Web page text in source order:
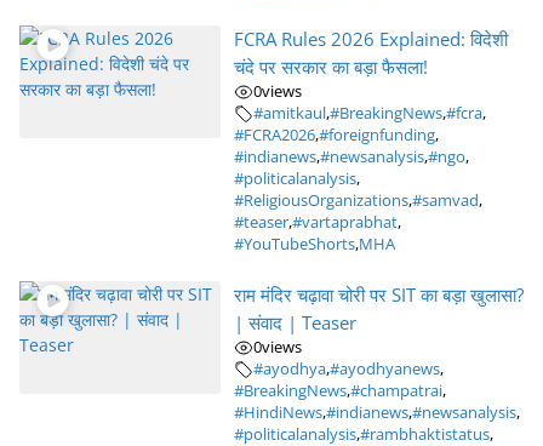
FCRA Rules 2026 Explained: विदेशी
चंदे पर सरकार का बड़ा फैसला!
0views
#amitkaul,#BreakingNews,#fcra,
#FCRA2026,#foreignfunding,
#indianews,#newsanalysis,#ngo,
#politicalanalysis,
#ReligiousOrganizations,#samvad,
#teaser,#vartaprabhat,
#YouTubeShorts,MHA
राम मंदिर चढ़ावा चोरी पर SIT का बड़ा खुलासा?
| संवाद | Teaser
0views
#ayodhya,#ayodhyanews,
#BreakingNews,#champatrai,
#HindiNews,#indianews,#newsanalysis,
#politicalanalysis,#rambhaktistatus,